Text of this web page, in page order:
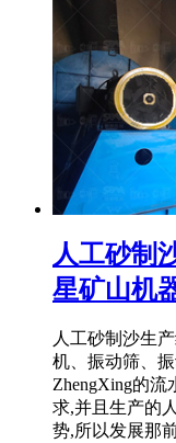
人工砂制
星矿山机
人工砂制沙生
机、振动筛、
ZhengXing的
求,并且生产的
势,所以发展那